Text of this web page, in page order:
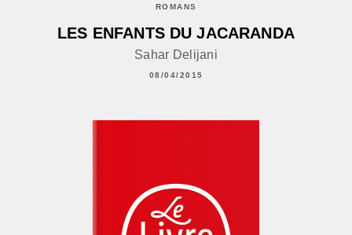
ROMANS
LES ENFANTS DU JACARANDA
Sahar Delijani
08/04/2015